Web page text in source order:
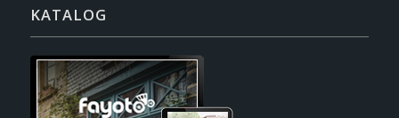
KATALOG